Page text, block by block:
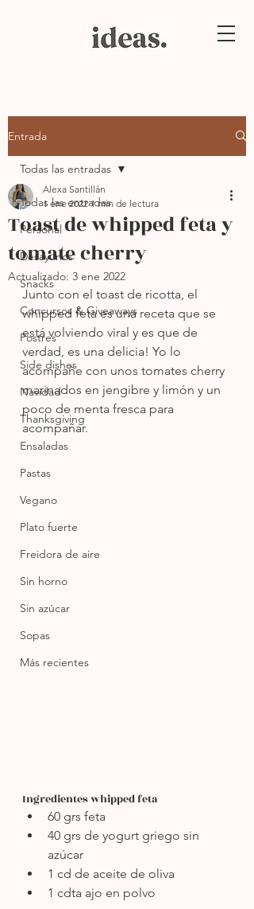
Entrada
Todas las entradas
Personal
Desayunos
Snacks
Concursos & Giveaways
Postres
Side dishes
Navidad
Thanksgiving
Ensaladas
Pastas
Vegano
Plato fuerte
Freidora de aire
Sin horno
Sin azúcar
Sopas
Más recientes
Todas las entradas
Toast de whipped feta y
tomate cherry
Alexa Santillán
1 ene 2022 1 min de lectura
Actualizado: 3 ene 2022
Junto con el toast de ricotta, el
whipped feta es una receta que se
está volviendo viral y es que de
verdad, es una delicia! Yo lo
acompañe con unos tomates cherry
marinados en jengibre y limón y un
poco de menta fresca para
acompañar.
Ingredientes whipped feta
60 grs feta
40 grs de yogurt griego sin
azúcar
1 cd de aceite de oliva
1 cdta ajo en polvo